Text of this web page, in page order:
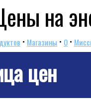
на
• Магазины • O •
цен